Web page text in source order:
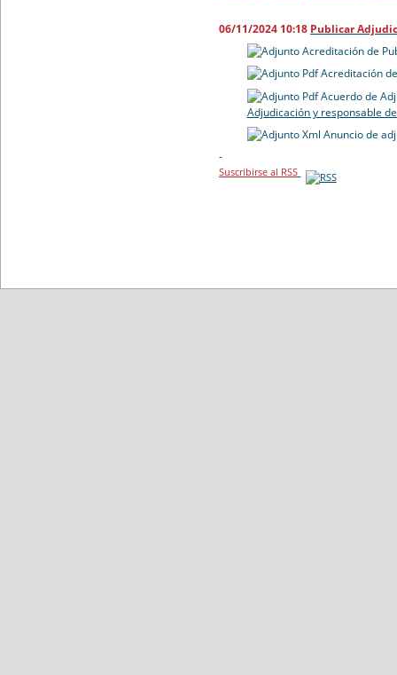
06/11/2024 10:18 Publicar
Acreditación de
Acreditación
Acuerdo de
Adjudicación y responsable
Anuncio de
-
Suscribirse al RSS